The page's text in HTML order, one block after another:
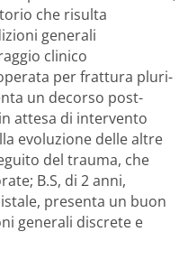
che risulta
generali
clinico
per frattura pluri-
un decorso post-
attesa di intervento
evoluzione delle altre
del trauma, che
B.S, di 2 anni,
presenta un buon
generali discrete e